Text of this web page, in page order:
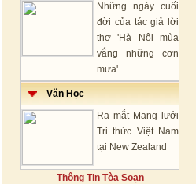
Những ngày cuối
đời của tác giả lời
thơ 'Hà Nội mùa
vắng những cơn
mưa'
Văn Học
Ra mắt Mạng lưới
Tri thức Việt Nam
tại New Zealand
Thông Tin Tòa Soạn